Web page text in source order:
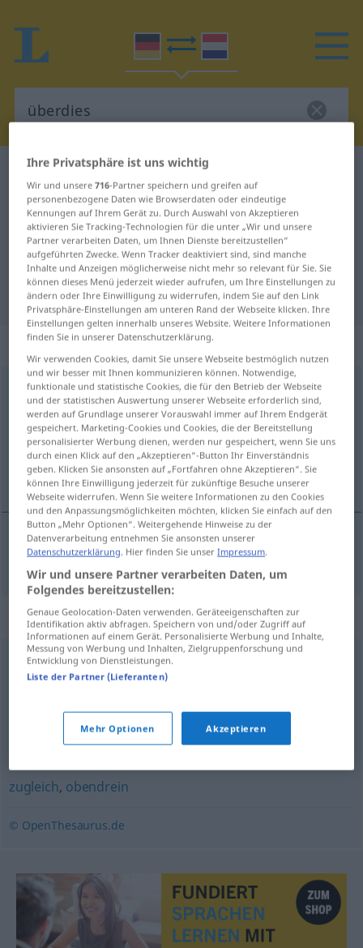
Deutsch-Niederländisch Wörterbuch
Deutsch-Niederländisch
Übersetzung für "überdies"
"überdies" Niederländisch
Übersetzung
„überdies“
überdies
Übersicht aller Übersetzungen
(Für mehr Details die Übersetzung anklicken/antippen)
bovendien, daarenboven
bovendien,daarenboven überdies
Synonyme für "überdies"
und,obendrein,(und) auch
ansonsten,zumal zudem,außerdem
zugleich, obendrein
© OpenThesaurus.de
Ihre Privatsphäre ist uns wichtig
Wir und unsere716-Partner speichern und greifen auf
personenbezogene Daten wie Browserdaten oder eindeutige
Kennungen auf Ihrem Gerät zu. Durch Auswahl von Akzeptieren
aktivieren Sie Tracking-Technologien für die unter „Wir und unsere
Partner verarbeiten Daten, um Ihnen Dienste bereitzustellen“
aufgeführten Zwecke. Wenn Tracker deaktiviert sind, sind manche
Inhalte und Anzeigen möglicherweise nicht mehr so relevant für Sie. Sie
können dieses Menü jederzeit wieder aufrufen, um Ihre Einstellungen zu
ändern oder Ihre Einwilligung zu widerrufen, indem Sie auf den Link
Privatsphäre-Einstellungen am unteren Rand der Webseite klicken. Ihre
Einstellungen gelten innerhalb unseres Website. Weitere Informationen
finden Sie in unserer Datenschutzerklärung.
Wir verwenden Cookies, damit Sie unsere Webseite bestmöglich nutzen
und wir besser mit Ihnen kommunizieren können. Notwendige,
funktionale und statistische Cookies, die für den Betrieb der Webseite
und der statistischen Auswertung unserer Webseite erforderlich sind,
werden auf Grundlage unserer Vorauswahl immer auf Ihrem Endgerät
gespeichert. Marketing-Cookies und Cookies, die der Bereitstellung
personalisierter Werbung dienen, werden nur gespeichert, wenn Sie uns
durch einen Klick auf den „Akzeptieren“-Button Ihr Einverständnis
geben. Klicken Sie ansonsten auf „Fortfahren ohne Akzeptieren“. Sie
können Ihre Einwilligung jederzeit für zukünftige Besuche unserer
Webseite widerrufen. Wenn Sie weitere Informationen zu den Cookies
und den Anpassungsmöglichkeiten möchten, klicken Sie einfach auf den
Button „Mehr Optionen“. Weitergehende Hinweise zu der
Datenverarbeitung entnehmen Sie ansonsten unserer
Datenschutzerklärung. Hier finden Sie unserImpressum.
Wir und unsere Partner verarbeiten Daten, um
Folgendes bereitzustellen:
Genaue Geolocation-Daten verwenden. Geräteeigenschaften zur
Identifikation aktiv abfragen. Speichern von und/oder Zugriff auf
Informationen auf einem Gerät. Personalisierte Werbung und Inhalte,
Messung von Werbung und Inhalten, Zielgruppenforschung und
Entwicklung von Dienstleistungen.
Liste der Partner (Lieferanten)
Mehr Optionen Akzeptieren